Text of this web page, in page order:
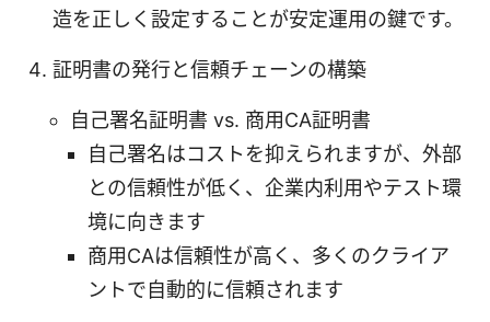
造を正しく設定することが安定運用の鍵です。
証明書の発行と信頼チェーンの構築
自己署名証明書 vs. 商用CA証明書
自己署名はコストを抑えられますが、外部
との信頼性が低く、企業内利用やテスト環
境に向きます
商用CAは信頼性が高く、多くのクライア
ントで自動的に信頼されます